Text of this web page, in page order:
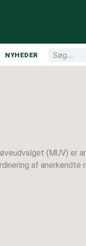
NYHEDER
(MUV) er
af anerkendte